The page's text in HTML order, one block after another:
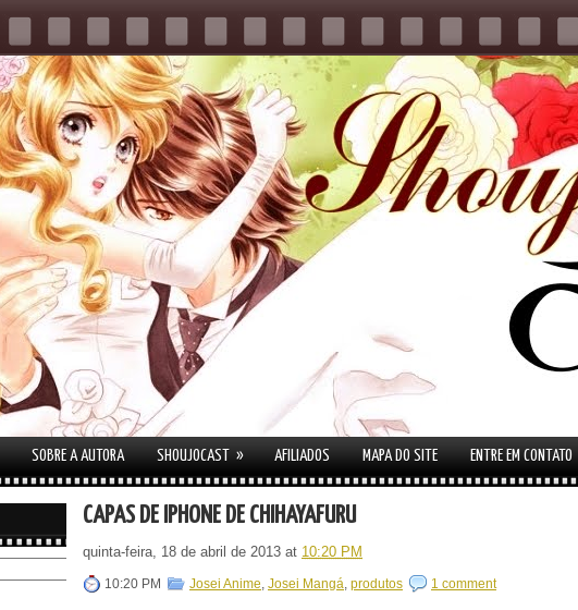
SOBRE A AUTORA SHOUJOCAST » AFILIADOS MAPA DO SITE ENTRE EM CONTATO
CAPAS DE IPHONE DE CHIHAYAFURU
quinta-feira, 18 de abril de 2013 at 10:20 PM
10:20 PM Josei Anime, Josei Mangá, produtos 1 comment